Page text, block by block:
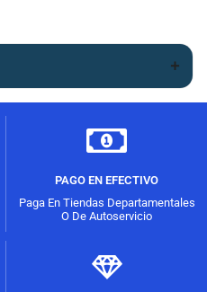
PAGO EN EFECTIVO
Paga En Tiendas Departamentales
O De Autoservicio